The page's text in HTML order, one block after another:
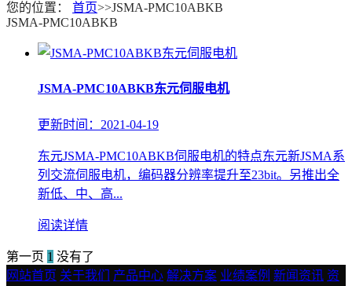
您的位置：
首页>>JSMA-PMC10ABKB
JSMA-PMC10ABKB
JSMA-PMC10ABKB东元伺服电机
更新时间：2021-04-19
东元JSMA-PMC10ABKB伺服电机的特点东元新JSMA系
列交流伺服电机，编码器分辨率提升至23bit。另推出全
新低、中、高...
阅读详情
第一页 1 没有了
网站首页 关于我们 产品中心 解决方案 业绩案例 新闻资讯 资